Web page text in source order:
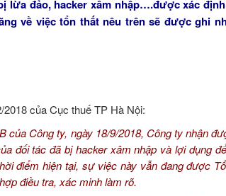
lừa đảo, hacker xâm nhập….được xác
về việc tổn thất nêu trên sẽ được ghi
của Cục thuế TP Hà Nội:
của Công ty, ngày 18/9/2018, Công ty nhận
đối tác đã bị hacker xâm nhập và lợi dụng
điểm hiện tại, sự việc này vẫn đang được
điều tra, xác minh làm rõ.